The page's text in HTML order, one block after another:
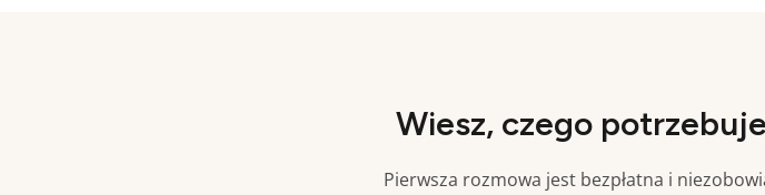
Wiesz, czego
Pierwsza rozmowa jest bezpłatna i